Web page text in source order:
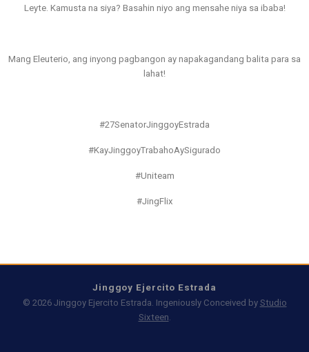
Leyte. Kamusta na siya? Basahin niyo ang mensahe niya sa ibaba!
Mang Eleuterio, ang inyong pagbangon ay napakagandang balita para sa
lahat!
#27SenatorJinggoyEstrada
#KayJinggoyTrabahoAySigurado
#Uniteam
#JingFlix
Jinggoy Ejercito Estrada
© 2026 Jinggoy Ejercito Estrada. Ingeniously Conceived by Studio
Sixteen.